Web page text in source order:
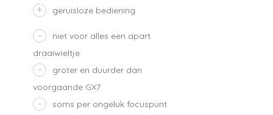
geruisloze bediening
niet voor alles een apart
draaiwieltje
groter en duurder dan
voorgaande GX7
soms per ongeluk focuspunt